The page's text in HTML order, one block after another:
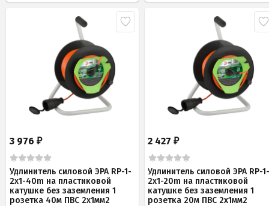
3 976 ₽
Удлинитель силовой ЭРА RP-1-
2x1-40m на пластиковой
катушке без заземления 1
розетка 40м ПВС 2x1мм2
2 427₽
Удлинитель силовой ЭРА RP-
2x1-20m на пластиковой
катушке без заземления 1
розетка 20м ПВС 2х1мм2